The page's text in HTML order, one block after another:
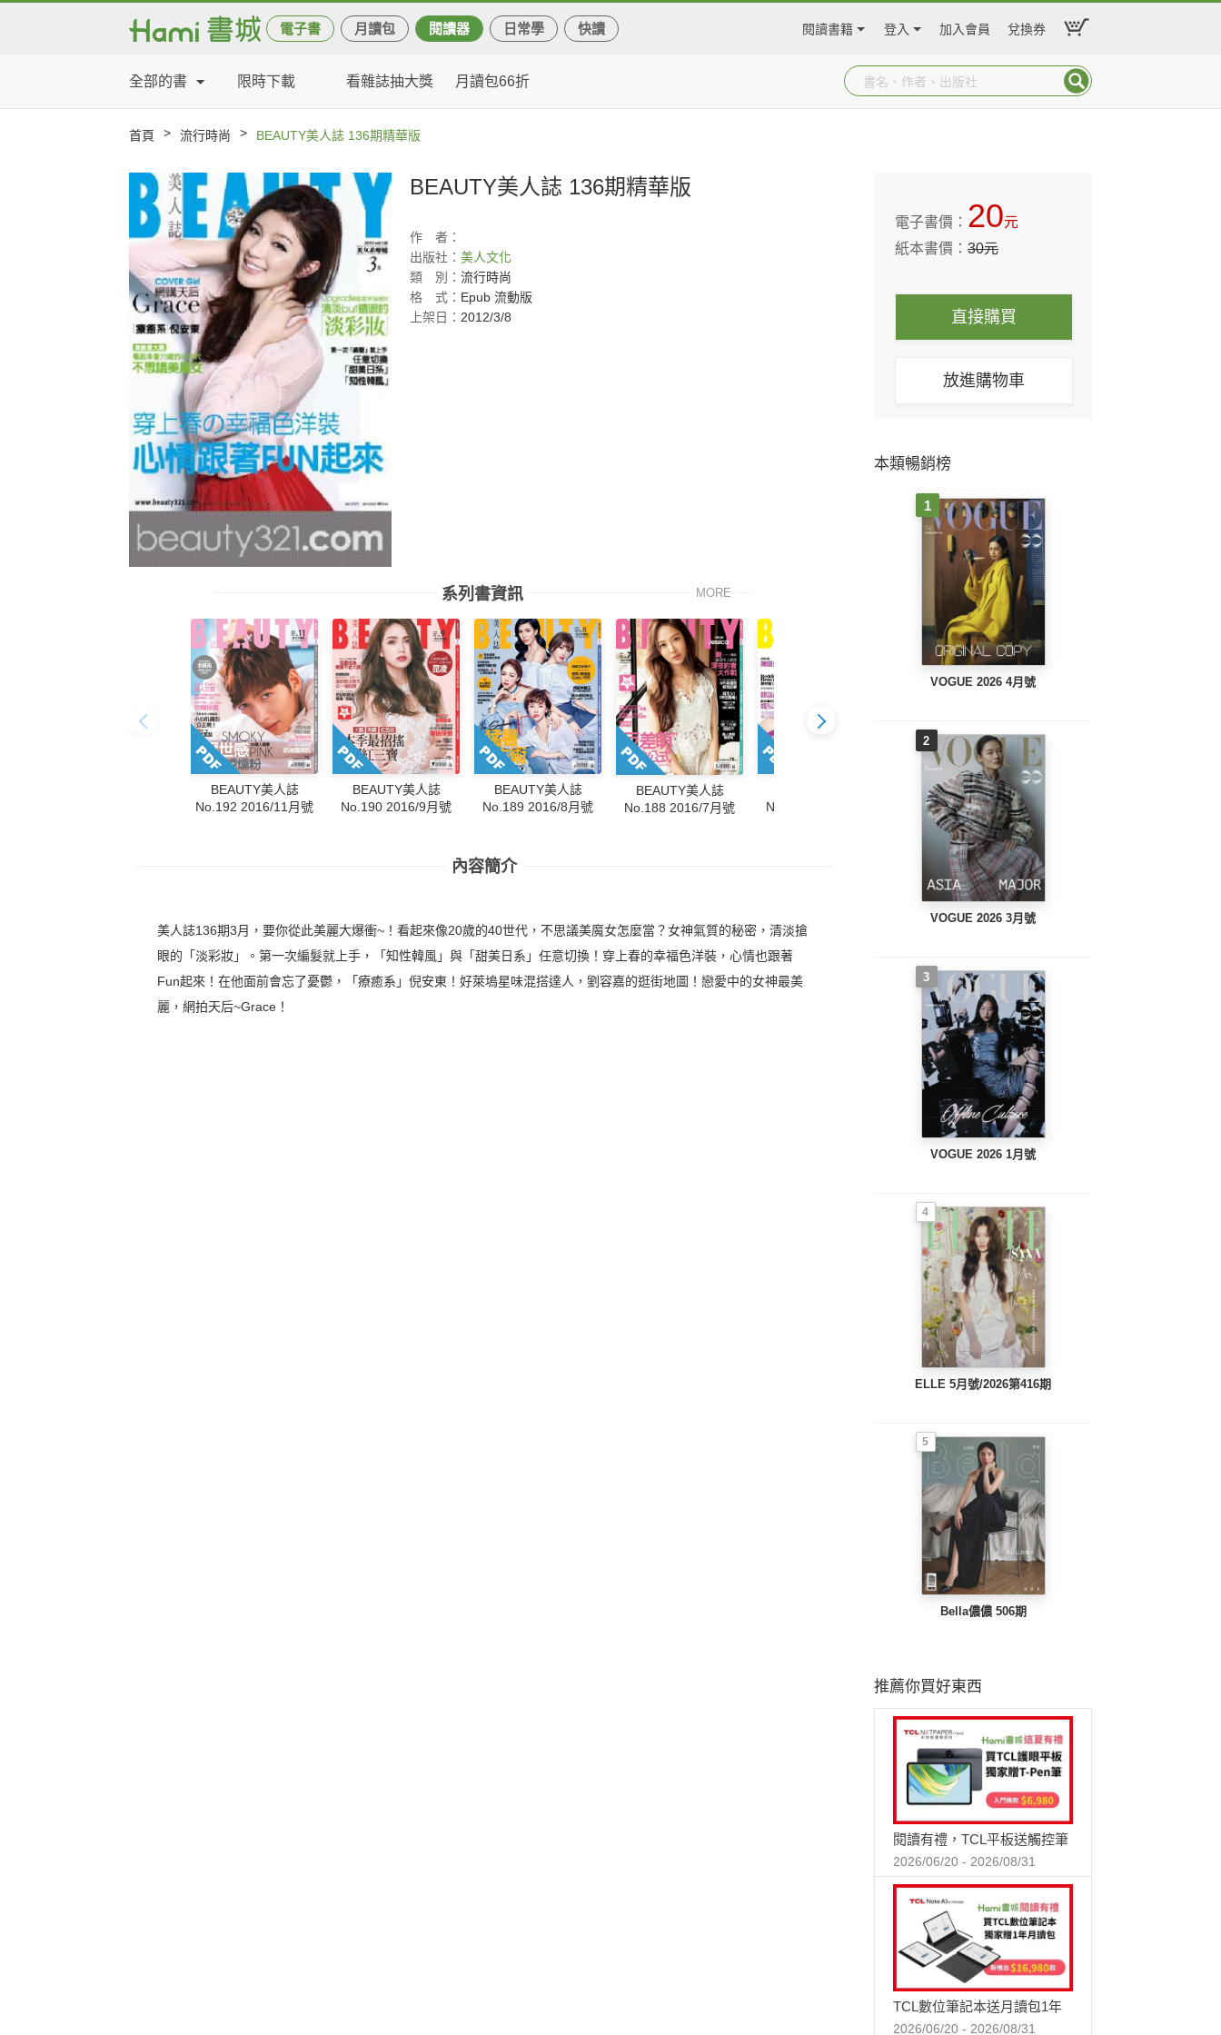
電子書 月讀包 閱讀器 日常學 快讀 閱讀書籍 登入 加入會員 兌換券
全部的書 限時下載 看雜誌抽大獎 月讀包66折
首頁 > 流行時尚 > BEAUTY美人誌 136期精華版
BEAUTY美人誌 136期精華版
作
者：
出版社： 美人文化
類
別： 流行時尚
格
式： Epub 流動版
上架日： 2012/3/8
系列書資訊 MORE
BEAUTY美人誌
No.192 2016/11月號
BEAUTY美人誌
No.190 2016/9月號
BEAUTY美人誌
No.189 2016/8月號
BEAUTY美人誌
No.188 2016/7月號
No.187 2016/6月號
BEAUTY美人誌
No.186 2016/5月號
內容簡介
美人誌136期3月，要你從此美麗大爆衝~！看起來像20歲的40世代，不思議美魔女怎麼當？女神氣質的秘密，清淡搶
眼的「淡彩妝」。第一次編髮就上手，「知性韓風」與「甜美日系」任意切換！穿上春的幸福色洋裝，心情也跟著
Fun起來！在他面前會忘了憂鬱，「療癒系」倪安東！好萊塢星味混搭達人，劉容嘉的逛街地圖！戀愛中的女神最美
麗，網拍天后~Grace！
電子書價： 20元
紙本書價：30元
直接購買
放進購物車
本類暢銷榜
1
VOGUE 2026 4月號
2
VOGUE 2026 3月號
3
VOGUE 2026 1月號
4
ELLE 5月號/2026第416期
5
Bella儂儂 506期
推薦你買好東西
閱讀有禮，TCL平板送觸控筆
2026/06/20 - 2026/08/31
TCL數位筆記本送月讀包1年
2026/06/20 - 2026/08/31